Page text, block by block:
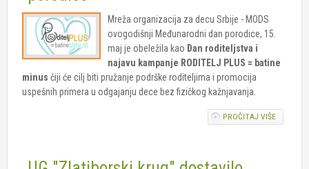
Mreža organizacija za decu Srbije - MODS
ovogodišnji Međunarodni dan porodice, 15.
maj je obeležila kao Dan roditeljstva i
najavu kampanje RODITELJ PLUS = batine
minus čiji će cilj biti pružanje podrške roditeljima i promocija
uspešnih primera u odgajanju dece bez fizičkog kažnjavanja.
PROČITAJ VIŠEO